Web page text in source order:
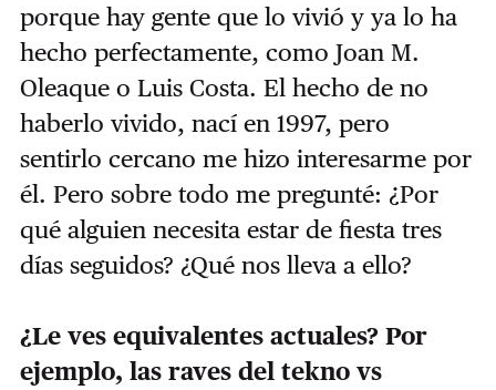
porque hay gente que lo vivió y ya lo ha
hecho perfectamente, como Joan M.
Oleaque o Luis Costa. El hecho de no
haberlo vivido, nací en 1997, pero
sentirlo cercano me hizo interesarme por
él. Pero sobre todo me pregunté: ¿Por
qué alguien necesita estar de fiesta tres
días seguidos? ¿Qué nos lleva a ello?
¿Le ves equivalentes actuales? Por
ejemplo, las raves del tekno vs